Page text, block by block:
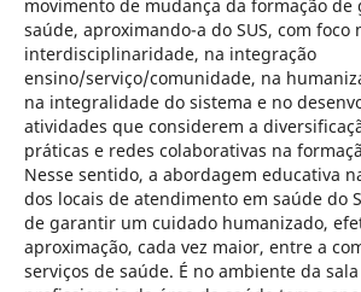
movimento de mudança da formação de
saúde, aproximando-a do SUS, com foco
interdisciplinaridade, na integração
ensino/serviço/comunidade, na
na integralidade do sistema e no
atividades que considerem a
práticas e redes colaborativas na
Nesse sentido, a abordagem educativa
dos locais de atendimento em saúde do
de garantir um cuidado humanizado,
aproximação, cada vez maior, entre a
serviços de saúde. É no ambiente da